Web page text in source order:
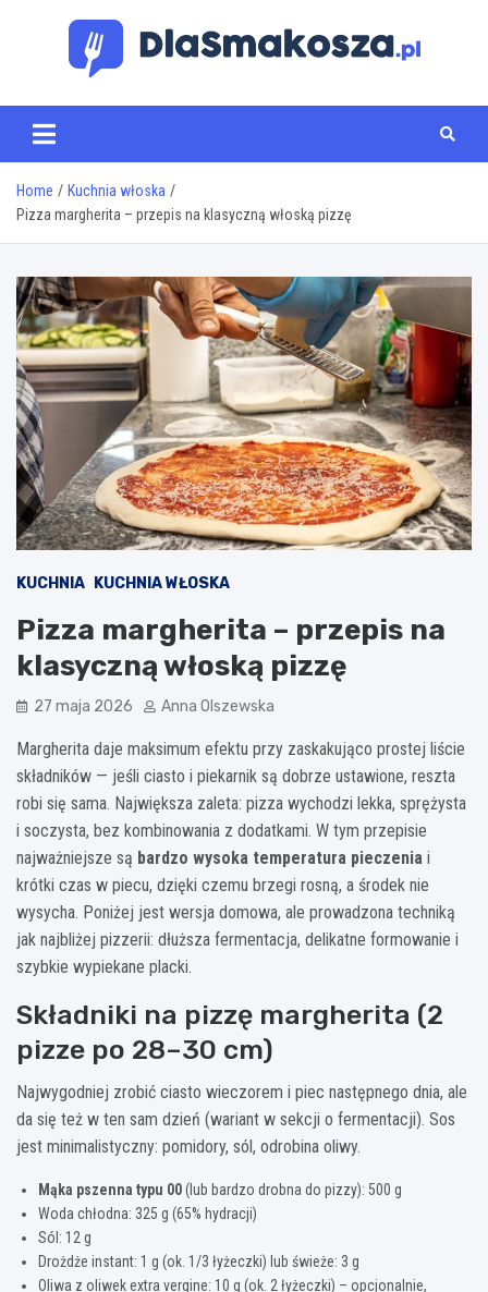
www.dlasmakosza.pl
Home
Kuchnia włoska
Pizza margherita – przepis na klasyczną włoską pizzę
KUCHNIA KUCHNIA WŁOSKA
Pizza margherita – przepis na
klasyczną włoską pizzę
27 maja 2026 Anna Olszewska
Margherita daje maksimum efektu przy zaskakująco prostej liście
składników — jeśli ciasto i piekarnik są dobrze ustawione, reszta
robi się sama. Największa zaleta: pizza wychodzi lekka, sprężysta
i soczysta, bez kombinowania z dodatkami. W tym przepisie
najważniejsze są bardzo wysoka temperatura pieczenia i
krótki czas w piecu, dzięki czemu brzegi rosną, a środek nie
wysycha. Poniżej jest wersja domowa, ale prowadzona techniką
jak najbliżej pizzerii: dłuższa fermentacja, delikatne formowanie i
szybkie wypiekane placki.
Składniki na pizzę margherita (2
pizze po 28–30 cm)
Najwygodniej zrobić ciasto wieczorem i piec następnego dnia, ale
da się też w ten sam dzień (wariant w sekcji o fermentacji). Sos
jest minimalistyczny: pomidory, sól, odrobina oliwy.
Mąka pszenna typu 00(lub bardzo drobna do pizzy): 500 g
Woda chłodna: 325 g (65% hydracji)
Sól: 12 g
Drożdże instant: 1 g (ok. 1/3 łyżeczki) lub świeże: 3 g
Oliwa z oliwek extra vergine: 10 g (ok. 2 łyżeczki) – opcjonalnie,